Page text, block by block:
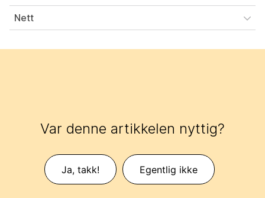
Nett
Var denne artikkelen nyttig?
Ja, takk! Egentlig ikke